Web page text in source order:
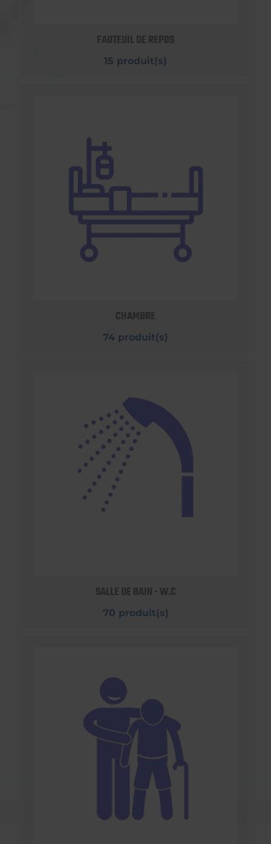
FAUTEUIL DE REPOS
15 produit(s)
CHAMBRE
74 produit(s)
SALLE DE BAIN - W.C
70 produit(s)